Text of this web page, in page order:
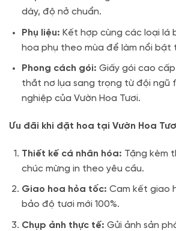
dày, độ nở chuẩn.
Phụ liệu: Kết hợp cùng các loại lá
hoa phụ theo mùa để làm nổi bật
Phong cách gói: Giấy gói cao
thắt nơ lụa sang trọng từ đội ngũ
nghiệp của Vườn Hoa Tươi.
Ưu đãi khi đặt hoa tại Vườn Hoa
Thiết kế cá nhân hóa: Tặng kèm
chúc mừng in theo yêu cầu.
Giao hoa hỏa tốc: Cam kết giao
bảo độ tươi mới 100%.
Chụp ảnh thực tế: Gửi ảnh sản